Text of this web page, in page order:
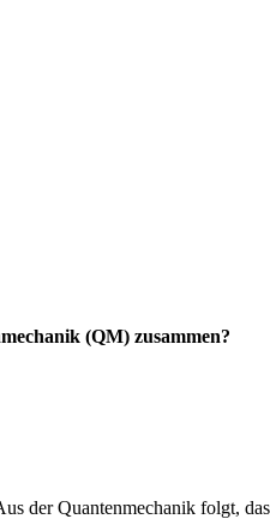
(QM) zusammen?
der Quantenmechanik folgt,